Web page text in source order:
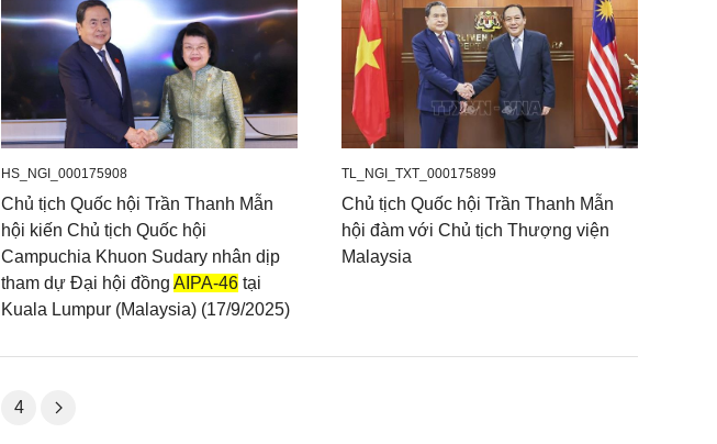
HS_NGI_000175908
Chủ tịch Quốc hội Trần Thanh Mẫn
hội kiến Chủ tịch Quốc hội
Campuchia Khuon Sudary nhân dịp
tham dự Đại hội đồng AIPA-46 tại
Kuala Lumpur (Malaysia) (17/9/2025)
TL_NGI_TXT_000175899
Chủ tịch Quốc hội Trần Thanh Mẫn
hội đàm với Chủ tịch Thượng viện
Malaysia
4